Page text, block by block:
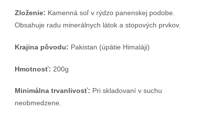
Zloženie: Kamenná soľ v rýdzo panenskej podobe.
Obsahuje radu minerálnych látok a stopových prvkov.
Krajina pôvodu: Pakistan (úpätie Himaláji)
Hmotnosť: 200g
Minimálna trvanlivosť: Pri skladovaní v suchu
neobmedzene.